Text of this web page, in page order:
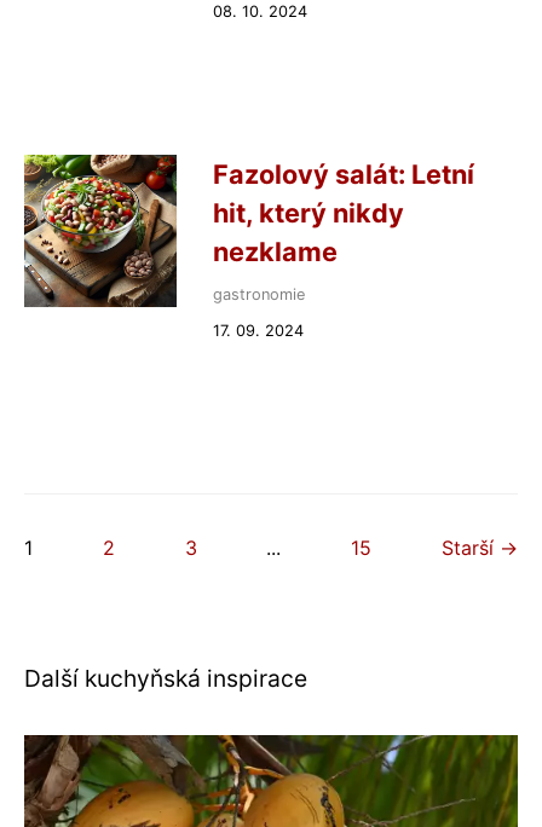
08. 10. 2024
Fazolový salát: Letní
hit, který nikdy
nezklame
gastronomie
17. 09. 2024
1 2 3 ... 15 Starší →
Další kuchyňská inspirace